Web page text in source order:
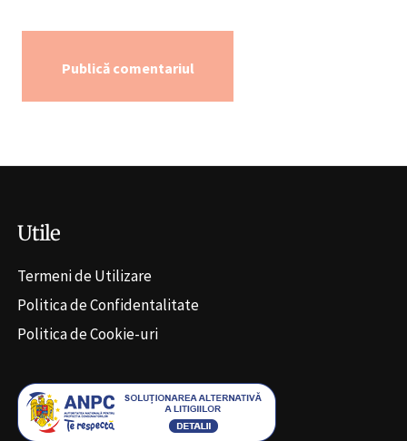
Utile
Termeni de Utilizare
Politica de Confidentalitate
Politica de Cookie-uri